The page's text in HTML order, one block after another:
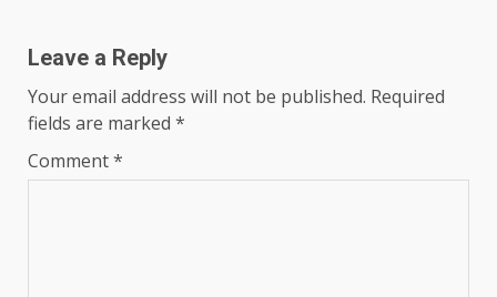
Leave a Reply
Your email address will not be published. Required
fields are marked *
Comment*